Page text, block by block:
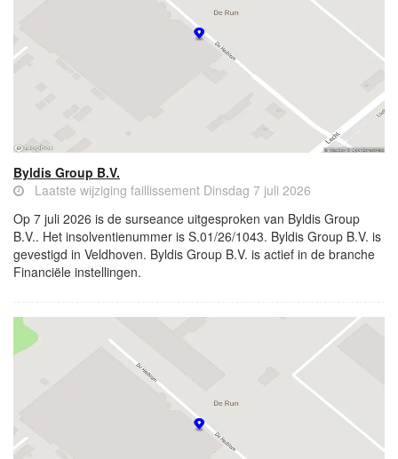
Byldis Group B.V.
Laatste wijziging faillissement Dinsdag 7 juli 2026
Op 7 juli 2026 is de surseance uitgesproken van Byldis Group
B.V.. Het insolventienummer is S.01/26/1043. Byldis Group B.V. is
gevestigd in Veldhoven. Byldis Group B.V. is actief in de branche
Financiële instellingen.